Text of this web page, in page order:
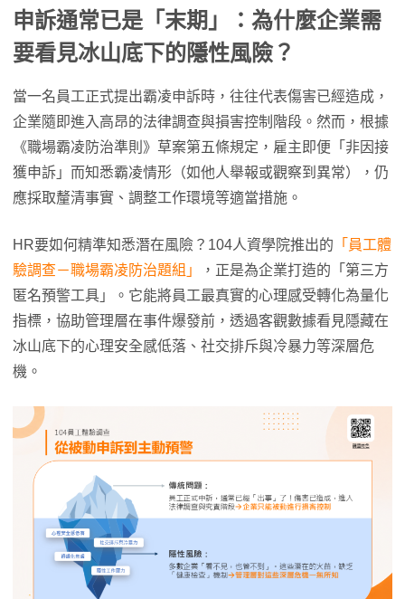
申訴通常已是「末期」：為什麼企業需
要看見冰山底下的隱性風險？
當一名員工正式提出霸凌申訴時，往往代表傷害已經造成，
企業隨即進入高昂的法律調查與損害控制階段。然而，根據
《職場霸凌防治準則》草案第五條規定，雇主即便「非因接
獲申訴」而知悉霸凌情形（如他人舉報或觀察到異常），仍
應採取釐清事實、調整工作環境等適當措施。
HR要如何精準知悉潛在風險？104人資學院推出的 「員工體
驗調查－職場霸凌防治題組」
，正是為企業打造的「第三方
匿名預警工具」。它能將員工最真實的心理感受轉化為量化
指標，協助管理層在事件爆發前，透過客觀數據看見隱藏在
冰山底下的心理安全感低落、社交排斥與冷暴力等深層危
機。